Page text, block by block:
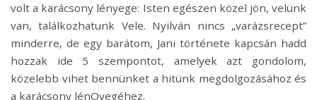
volt a karácsony lényege: Isten egészen közel jön, velünk
van, találkozhatunk Vele. Nyilván nincs „varázsrecept”
minderre, de egy barátom, Jani története kapcsán hadd
hozzak ide 5 szempontot, amelyek azt gondolom,
közelebb vihet bennünket a hitünk megdolgozásához és
a karácsony lénQyegéhez.